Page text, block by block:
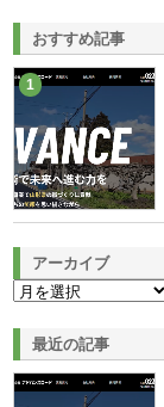
おすすめ記事
1
アーカイブ
最近の記事